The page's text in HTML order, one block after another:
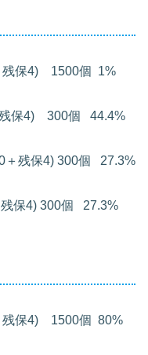
残保4) 1500個 1%
保4) 300個 44.4%
残保4) 300個 27.3%
保4) 300個 27.3%
保4) 1500個 80%